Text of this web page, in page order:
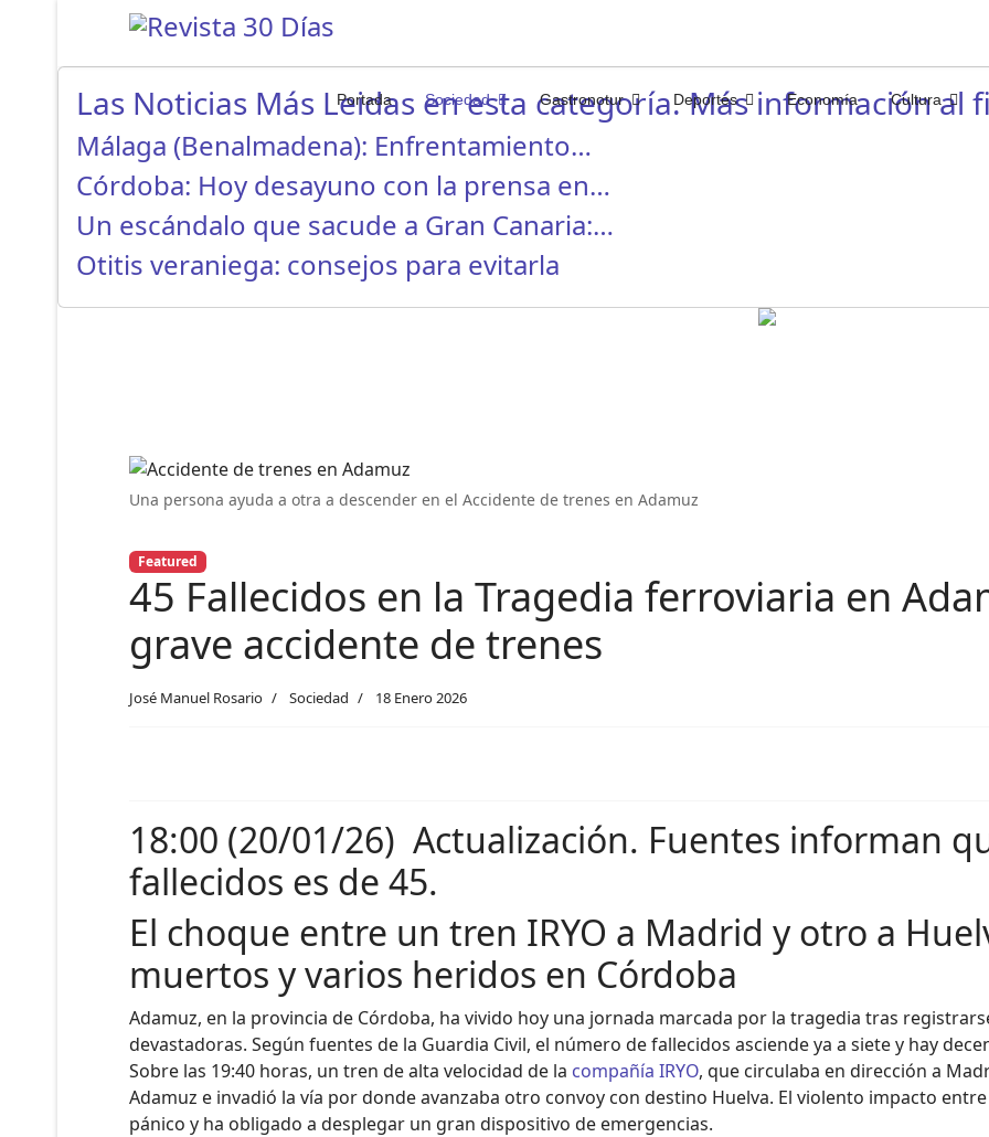
Portada Sociedad Gastronotur Deportes Economía Cultura
Las Noticias Más Leidas en esta categoría. Más información al
Málaga (Benalmadena): Enfrentamiento…
Córdoba: Hoy desayuno con la prensa en…
Un escándalo que sacude a Gran Canaria:…
Otitis veraniega: consejos para evitarla
Una persona ayuda a otra a descender en el Accidente de trenes en Adamuz
Featured
45 Fallecidos en la Tragedia ferroviaria en
grave accidente de trenes
José Manuel Rosario Sociedad 18 Enero 2026
18:00 (20/01/26) Actualización. Fuentes informan
fallecidos es de 45.
El choque entre un tren IRYO a Madrid y otro a
muertos y varios heridos en Córdoba
Adamuz, en la provincia de Córdoba, ha vivido hoy una jornada marcada por la tragedia tras
devastadoras. Según fuentes de la Guardia Civil, el número de fallecidos asciende ya a siete y hay
Sobre las 19:40 horas, un tren de alta velocidad de la compañía IRYO, que circulaba en dirección a
Adamuz e invadió la vía por donde avanzaba otro convoy con destino Huelva. El violento impacto
pánico y ha obligado a desplegar un gran dispositivo de emergencias.